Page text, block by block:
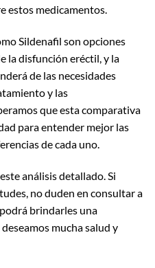
estos medicamentos.
Sildenafil son opciones
la disfunción eréctil, y la
de las necesidades
y las
que esta comparativa
para entender mejor las
de cada uno.
análisis detallado. Si
no duden en consultar a
brindarles una
mucha salud y